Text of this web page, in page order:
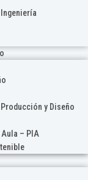
y Diseño
– PIA